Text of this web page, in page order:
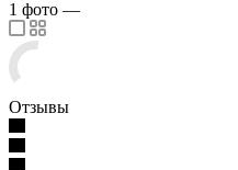
1 фото —
Отзывы